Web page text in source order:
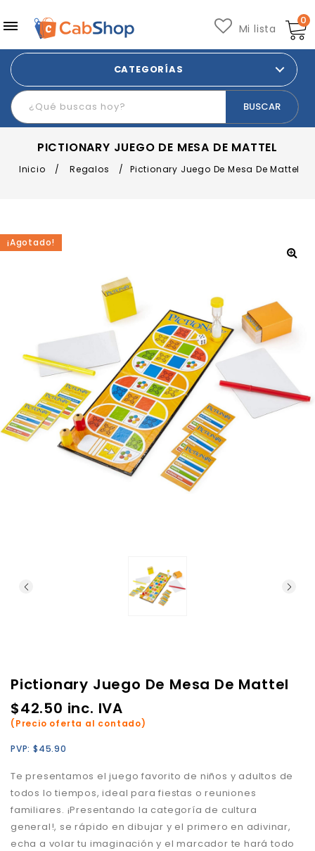
0
Mi lista
CATEGORÍAS
PICTIONARY JUEGO DE MESA DE MATTEL
Inicio / Regalos / Pictionary Juego De Mesa De Mattel
¡Agotado!
Pictionary Juego De Mesa De Mattel
$42.50 inc. IVA
(Precio oferta al contado)
PVP: $45.90
Te presentamos el juego favorito de niños y adultos de
todos lo tiempos, ideal para fiestas o reuniones
familiares. ¡Presentando la categoría de cultura
general!, se rápido en dibujar y el primero en adivinar,
echa a volar tu imaginación y el marcador te hará todo